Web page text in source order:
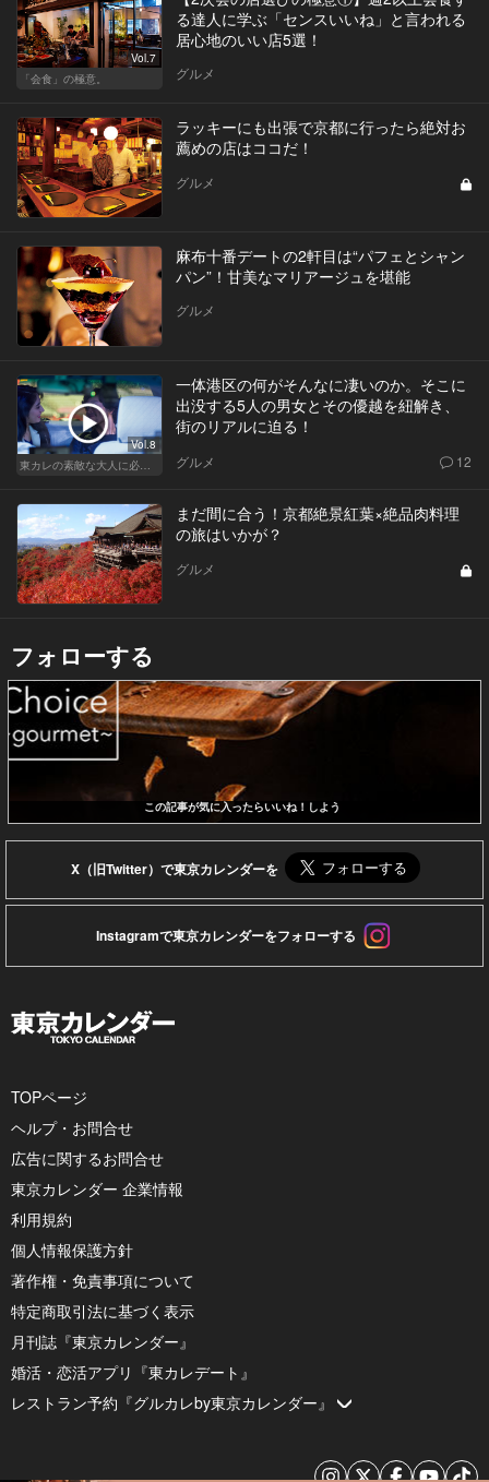
Vol.7
「会食」の極意。
る達人に学ぶ「センスいいね」と言われる
居心地のいい店5選！
グルメ
ラッキーにも出張で京都に行ったら絶対お
薦めの店はココだ！
グルメ
麻布十番デートの2軒目は“パフェとシャン
パン”！甘美なマリアージュを堪能
グルメ
Vol.8
一体港区の何がそんなに凄いのか。そこに
出没する5人の男女とその優越を紐解き、
街のリアルに迫る！
グルメ 12
まだ間に合う！京都絶景紅葉×絶品肉料理
の旅はいかが？
グルメ
フォローする
この記事が気に入ったらいいね！しよう
X（旧Twitter）で東京カレンダーを
Instagramで東京カレンダーをフォローする
TOPページ
ヘルプ・お問合せ
広告に関するお問合せ
東京カレンダー 企業情報
利用規約
個人情報保護方針
著作権・免責事項について
特定商取引法に基づく表示
月刊誌『東京カレンダー』
婚活・恋活アプリ『東カレデート』
レストラン予約『グルカレby東京カレンダー』